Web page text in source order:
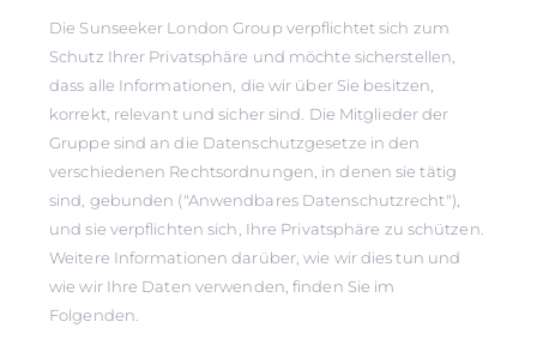
Die Sunseeker London Group verpflichtet sich zum
Schutz Ihrer Privatsphäre und möchte sicherstellen,
dass alle Informationen, die wir über Sie besitzen,
korrekt, relevant und sicher sind. Die Mitglieder der
Gruppe sind an die Datenschutzgesetze in den
verschiedenen Rechtsordnungen, in denen sie tätig
sind, gebunden ("Anwendbares Datenschutzrecht"),
und sie verpflichten sich, Ihre Privatsphäre zu schützen.
Weitere Informationen darüber, wie wir dies tun und
wie wir Ihre Daten verwenden, finden Sie im
Folgenden.